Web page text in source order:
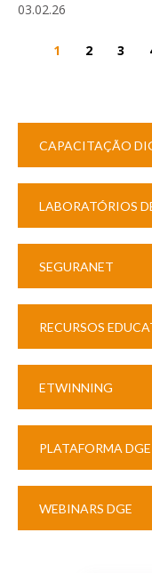
03.02.26
1 2 3
CAPACITAÇÃO
LABORATÓRIOS
SEGURANET
RECURSOS
ETWINNING
PLATAFORMA
WEBINARS DGE